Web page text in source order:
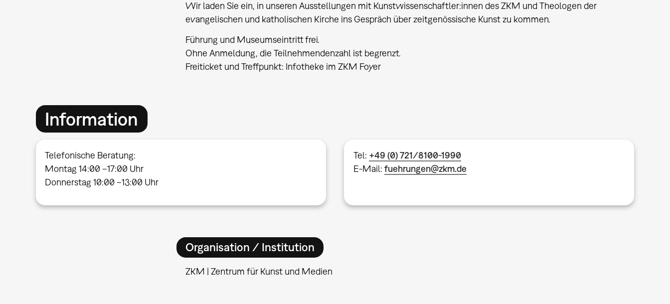
Wir laden Sie ein, in unseren Ausstellungen mit Kunstwissenschaftler:innen des ZKM und Theologen der
evangelischen und katholischen Kirche ins Gespräch über zeitgenössische Kunst zu kommen.
Führung und Museumseintritt frei.
Ohne Anmeldung, die Teilnehmendenzahl ist begrenzt.
Freiticket und Treffpunkt: Infotheke im ZKM Foyer
Information
Telefonische Beratung:
Montag 14:00 –17:00 Uhr
Donnerstag 10:00 –13:00 Uhr
Tel: +49 (0) 721/8100-1990
E-Mail: fuehrungen@zkm.de
Organisation / Institution
ZKM | Zentrum für Kunst und Medien